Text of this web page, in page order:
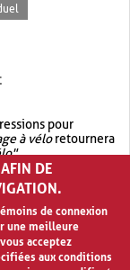
pour
à véloretournera
.
OR.garage OR vélo
à vélo
DE
de connexion
une meilleure
acceptez
aux conditions